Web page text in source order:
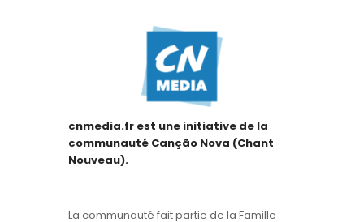
cnmedia.fr est une initiative de la
communauté Canção Nova (Chant
Nouveau).
La communauté fait partie de la Famille